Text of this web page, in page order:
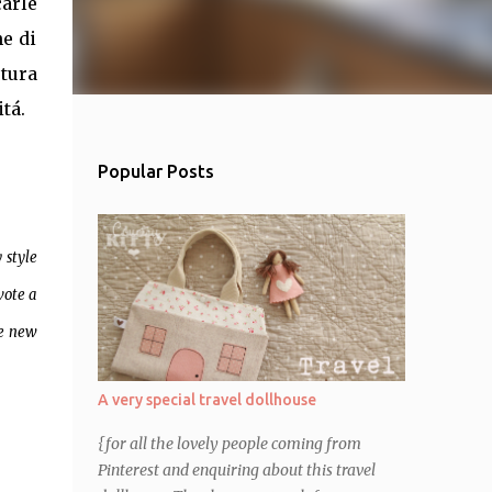
di
style
a
new
Popular Posts
A very special travel dollhouse
{for all the lovely people coming from
Pinterest and enquiring about this travel